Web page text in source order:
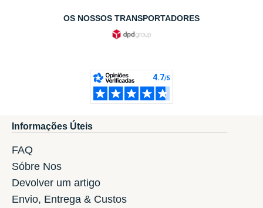
OS NOSSOS TRANSPORTADORES
Informações Úteis
FAQ
Sóbre Nos
Devolver um artigo
Envio, Entrega & Custos